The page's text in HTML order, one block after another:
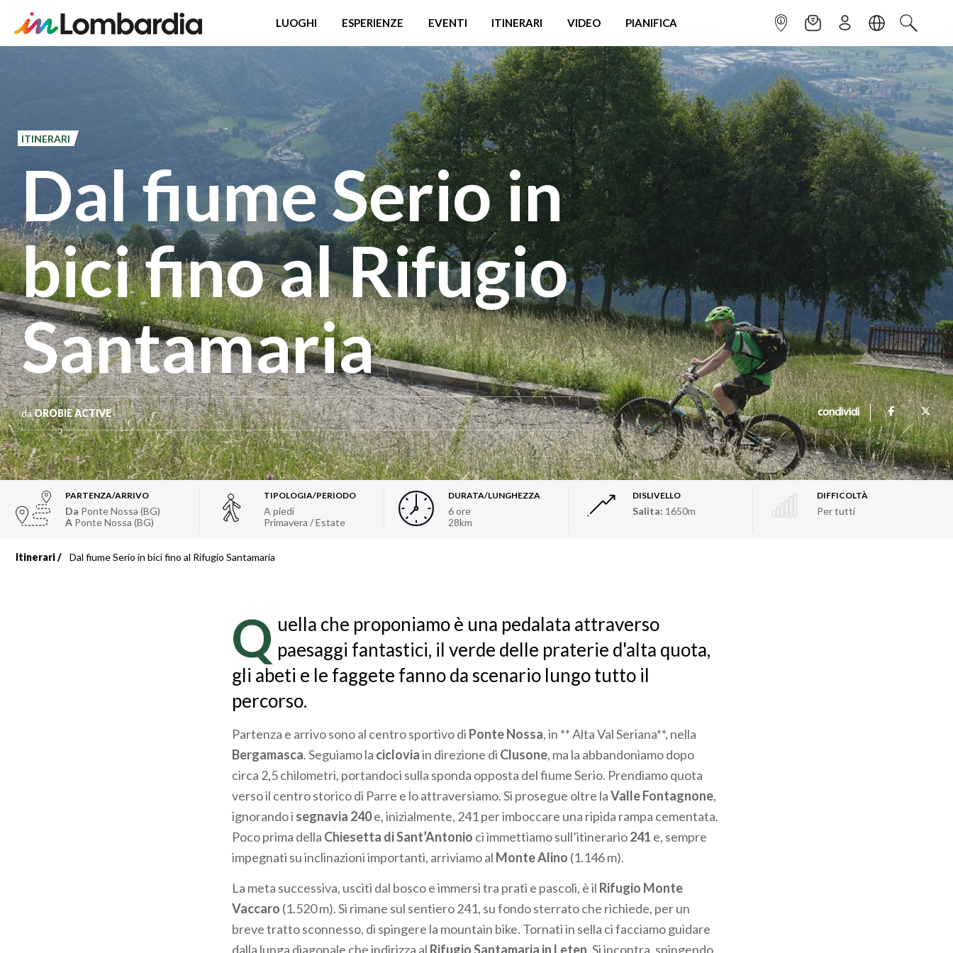
LUOGHI ESPERIENZE EVENTI ITINERARI VIDEO PIANIFICA INFOPOINTNEWSLETTER
ISCRIVITILINGUACERCA
ITINERARI
Dal fiume Serio in
bici fino al Rifugio
Santamaria
daOROBIE ACTIVE condividi
PARTENZA/ARRIVO
Da Ponte Nossa (BG)
A Ponte Nossa (BG)
TIPOLOGIA/PERIODO
A piedi
Primavera / Estate
DURATA/LUNGHEZZA
6 ore
28km
DISLIVELLO
Salita: 1650m
DIFFICOLTÀ
Per tutti
Itinerari Dal fiume Serio in bici fino al Rifugio Santamaria
Q uella che proponiamo è una pedalata attraverso
paesaggi fantastici, il verde delle praterie d'alta quota,
gli abeti e le faggete fanno da scenario lungo tutto il
percorso.
Partenza e arrivo sono al centro sportivo di Ponte Nossa, in ** Alta Val Seriana**, nella
Bergamasca. Seguiamo la cicloviain direzione di Clusone, ma la abbandoniamo dopo
circa 2,5 chilometri, portandoci sulla sponda opposta del fiume Serio. Prendiamo quota
verso il centro storico di Parre e lo attraversiamo. Si prosegue oltre laValle Fontagnone,
ignorando i segnavia 240e, inizialmente, 241 per imboccare una ripida rampa cementata.
Poco prima della Chiesetta di Sant’Antonio ci immettiamo sull’itinerario241 e, sempre
impegnati su inclinazioni importanti, arriviamo al Monte Alino (1.146 m).
La meta successiva, usciti dal bosco e immersi tra prati e pascoli, è il Rifugio Monte
Vaccaro (1.520 m). Si rimane sul sentiero 241, su fondo sterrato che richiede, per un
breve tratto sconnesso, di spingere la mountain bike. Tornati in sella ci facciamo guidare
dalla lunga diagonale che indirizza al Rifugio Santamaria in Leten. Si incontra, spingendo